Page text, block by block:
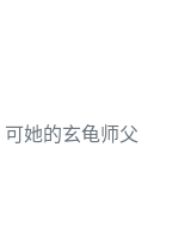
她的玄龟师父